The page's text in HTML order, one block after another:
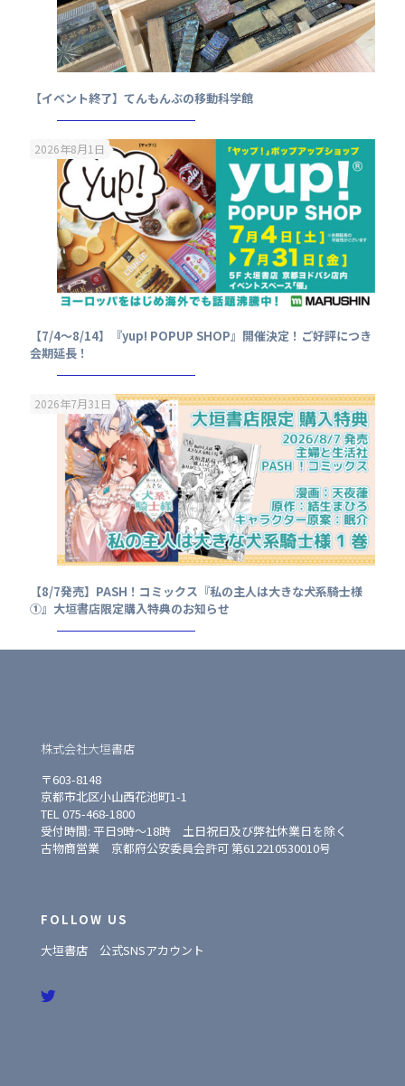
【イベント終了】てんもんぶの移動科学館
2026年8月1日
【7/4～8/14】『yup! POPUP SHOP』開催決定！ご好評につき
会期延長！
2026年7月31日
【8/7発売】PASH！コミックス『私の主人は大きな犬系騎士様
①』大垣書店限定購入特典のお知らせ
株式会社大垣書店
〒603-8148
京都市北区小山西花池町1-1
TEL 075-468-1800
受付時間: 平日9時〜18時 土日祝日及び弊社休業日を除く
古物商営業 京都府公安委員会許可 第612210530010号
FOLLOW US
大垣書店 公式SNSアカウント